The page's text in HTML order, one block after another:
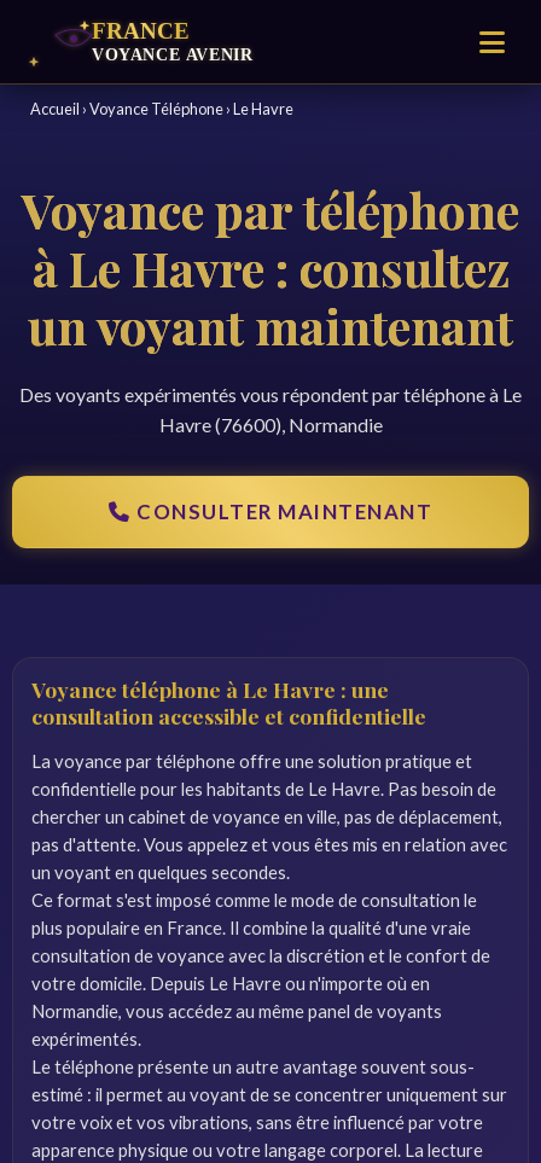
Accueil ›Voyance Téléphone›Le Havre
Voyance par téléphone
à Le Havre : consultez
un voyant maintenant
Des voyants expérimentés vous répondent par téléphone à Le
Havre (76600), Normandie
CONSULTER MAINTENANT
Voyance téléphone à Le Havre : une
consultation accessible et confidentielle
La voyance par téléphone offre une solution pratique et
confidentielle pour les habitants de Le Havre. Pas besoin de
chercher un cabinet de voyance en ville, pas de déplacement,
pas d'attente. Vous appelez et vous êtes mis en relation avec
un voyant en quelques secondes.
Ce format s'est imposé comme le mode de consultation le
plus populaire en France. Il combine la qualité d'une vraie
consultation de voyance avec la discrétion et le confort de
votre domicile. Depuis Le Havre ou n'importe où en
Normandie, vous accédez au même panel de voyants
expérimentés.
Le téléphone présente un autre avantage souvent sous-
estimé : il permet au voyant de se concentrer uniquement sur
votre voix et vos vibrations, sans être influencé par votre
apparence physique ou votre langage corporel. La lecture